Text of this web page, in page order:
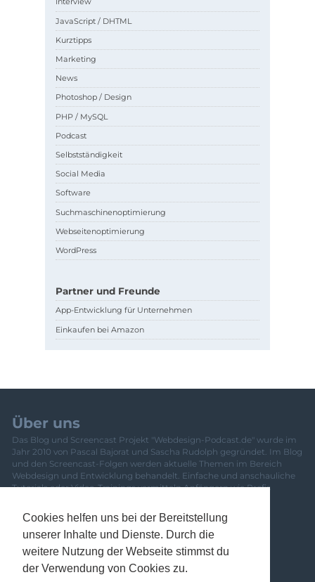
Cookies helfen uns bei der Bereitstellung
unserer Inhalte und Dienste. Durch die
weitere Nutzung der Webseite stimmst du
der Verwendung von Cookies zu.
JavaScript / DHTML
Kurztipps
Marketing
News
Photoshop / Design
PHP / MySQL
Podcast
Selbstständigkeit
Social Media
Software
Suchmaschinenoptimierung
Webseitenoptimierung
WordPress
Partner und Freunde
App-Entwicklung für Unternehmen
Einkaufen bei Amazon
Über uns
Das Blog und Screencast Projekt "Webdesign-Podcast.de" wurde im
Jahr 2010 von Pascal Bajorat und Sascha Rudolph gegründet. Im Blog
und den Screencast-Folgen werden aktuelle Themen im Bereich
Webdesign und Entwicklung behandelt. Einfache und anschauliche
Tutorials oder Video-Trainings vermitteln Anfängern wie Profis
Mitwirkende ist
hier zu finden .
Newsletter
Banner
Kontakt
Datenschutzerklärung